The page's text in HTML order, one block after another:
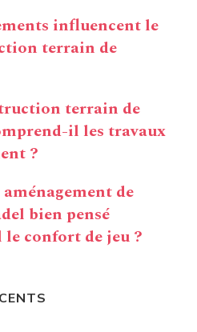
influencent le
terrain de
terrain de
il les travaux
?
de
bien pensé
confort de jeu ?